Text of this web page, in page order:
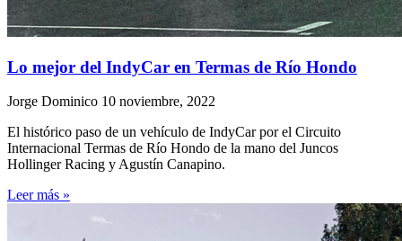
Lo mejor del IndyCar en Termas de Río Hondo
Jorge Dominico 10 noviembre, 2022
El histórico paso de un vehículo de IndyCar por el Circuito
Internacional Termas de Río Hondo de la mano del Juncos
Hollinger Racing y Agustín Canapino.
Leer más »